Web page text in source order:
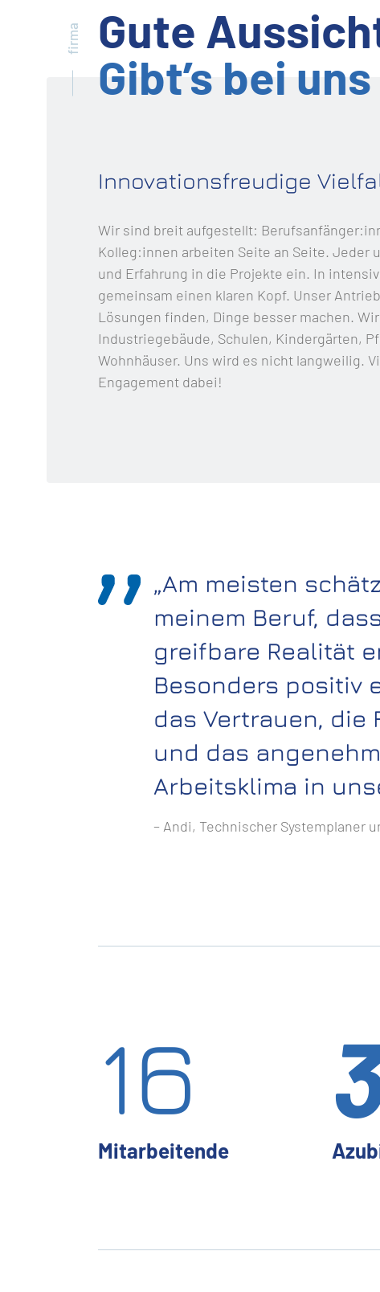
firma
Gute
Gibt’s bei uns
Innovationsfreudige
Wir sind breit aufgestellt:
Kolleg:innen arbeiten Seite an Seite. Jeder
und Erfahrung in die Projekte ein. In
gemeinsam einen klaren Kopf. Unser
Lösungen finden, Dinge besser machen.
Industriegebäude, Schulen, Kindergärten,
Wohnhäuser. Uns wird es nicht langweilig.
Engagement dabei!
„Am meisten
meinem Beruf,
greifbare Realität
Besonders positiv
das Vertrauen, die
und das
Arbeitsklima in
– Andi, Technischer Systemplaner
16
Mitarbeitende